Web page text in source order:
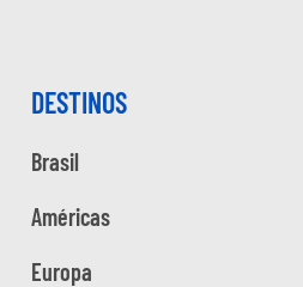
DESTINOS
Brasil
Américas
Europa